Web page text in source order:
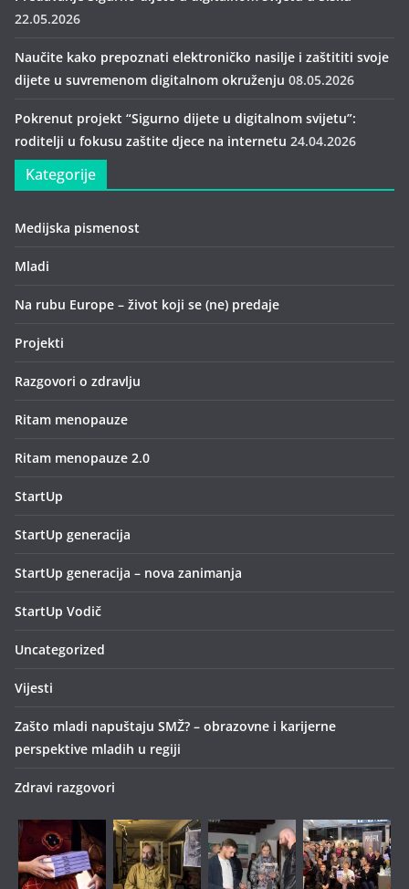
22.05.2026
Naučite kako prepoznati elektroničko nasilje i zaštititi svoje
dijete u suvremenom digitalnom okruženju 08.05.2026
Pokrenut projekt “Sigurno dijete u digitalnom svijetu”:
roditelji u fokusu zaštite djece na internetu 24.04.2026
Kategorije
Medijska pismenost
Mladi
Na rubu Europe – život koji se (ne) predaje
Projekti
Razgovori o zdravlju
Ritam menopauze
Ritam menopauze 2.0
StartUp
StartUp generacija
StartUp generacija – nova zanimanja
StartUp Vodič
Uncategorized
Vijesti
Zašto mladi napuštaju SMŽ? – obrazovne i karijerne
perspektive mladih u regiji
Zdravi razgovori